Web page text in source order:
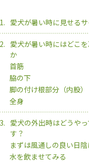
愛犬が暑い時に見せる
愛犬が暑い時にはどこ
か
首筋
脇の下
脚の付け根部分（内股）
全身
愛犬の外出時はどうや
す？
まずは風通しの良い日
水を飲ませてみる